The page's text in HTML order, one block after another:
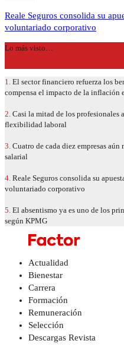
Reale Seguros consolida su
voluntariado corporativo
Lo más visto…
1. El sector financiero refuerza los
compensa el impacto de la inflación
2. Casi la mitad de los profesionales
flexibilidad laboral
3. Cuatro de cada diez empresas aún
salarial
4. Reale Seguros consolida su
voluntariado corporativo
5. El absentismo ya es uno de los
según KPMG
Actualidad
Bienestar
Carrera
Formación
Remuneración
Selección
Descargas Revista